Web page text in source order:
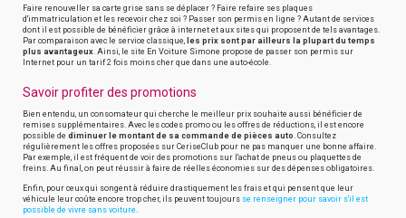
Faire renouveller sa carte grise sans se déplacer ? Faire refaire ses plaques
d'immatriculation et les recevoir chez soi ? Passer son permis en ligne ? Autant de services
dont il est possible de bénéficier grâce à internet et aux sites qui proposent de tels avantages.
Par comparaison avec le service classique, les prix sont par ailleurs la plupart du temps
plus avantageux. Ainsi, le site En Voiture Simone propose de passer son permis sur
Internet pour un tarif 2 fois moins cher que dans une auto-école.
Savoir profiter des promotions
Bien entendu, un consomateur qui cherche le meilleur prix souhaite aussi bénéficier de
remises supplémentaires. Avec les codes promo ou les offres de réductions, il est encore
possible de diminuer le montant de sa commande de pièces auto. Consultez
régulièrement les offres proposées sur CeriseClub pour ne pas manquer une bonne affaire.
Par exemple, il est fréquent de voir des promotions sur l'achat de pneus ou plaquettes de
freins. Au final, on peut réussir à faire de réelles économies sur des dépenses obligatoires.
Enfin, pour ceux qui songent à réduire drastiquement les frais et qui pensent que leur
véhicule leur coûte encore trop cher, ils peuvent toujours se renseigner pour savoir s'il est
possible de vivre sans voiture.